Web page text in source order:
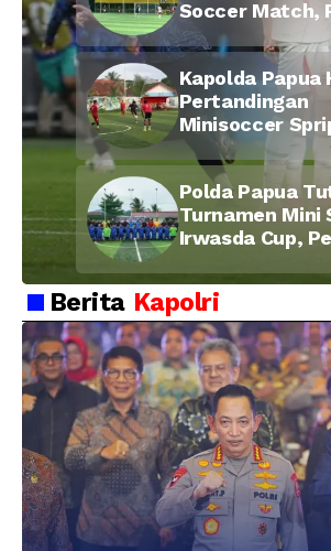
Soccer Match,
Kebersamaan
di Bulan
Kapolda Papua
Pertandingan
Minisoccer
Bid Propam,
Soliditas dan
Kebersamaan
Polda Papua
Turnamen Mini
Irwasda Cup,
Kebersamaan
Berita Kapolri